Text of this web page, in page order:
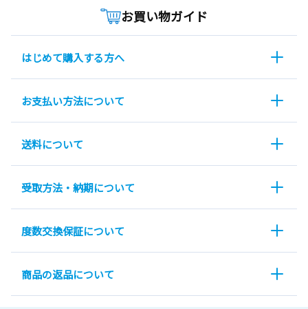
お買い物ガイド
はじめて購入する方へ
お支払い方法について
送料について
受取方法・納期について
度数交換保証について
商品の返品について